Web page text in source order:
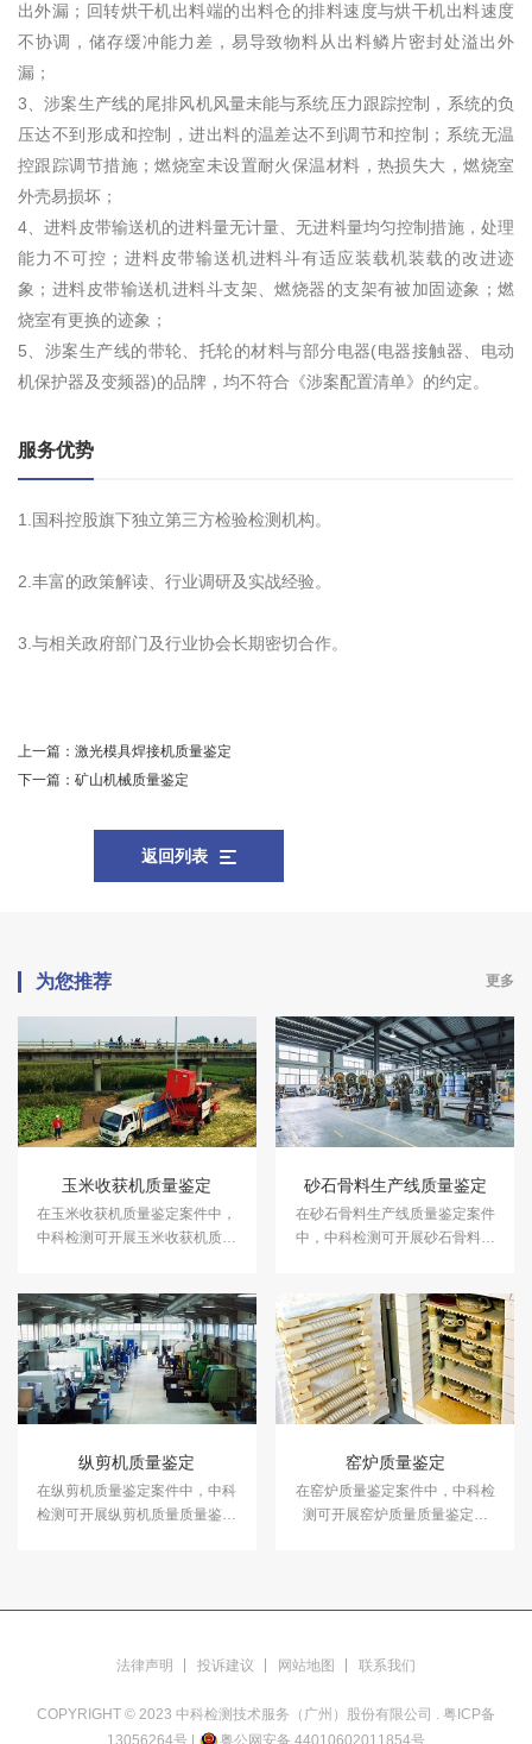
出外漏；回转烘干机出料端的出料仓的排料速度与烘干机出料速度
不协调，储存缓冲能力差，易导致物料从出料鳞片密封处溢出外
漏；
3、涉案生产线的尾排风机风量未能与系统压力跟踪控制，系统的负
压达不到形成和控制，进出料的温差达不到调节和控制；系统无温
控跟踪调节措施；燃烧室未设置耐火保温材料，热损失大，燃烧室
外壳易损坏；
4、进料皮带输送机的进料量无计量、无进料量均匀控制措施，处理
能力不可控；进料皮带输送机进料斗有适应装载机装载的改进迹
象；进料皮带输送机进料斗支架、燃烧器的支架有被加固迹象；燃
烧室有更换的迹象；
5、涉案生产线的带轮、托轮的材料与部分电器(电器接触器、电动
机保护器及变频器)的品牌，均不符合《涉案配置清单》的约定。
服务优势
1.国科控股旗下独立第三方检验检测机构。
2.丰富的政策解读、行业调研及实战经验。
3.与相关政府部门及行业协会长期密切合作。
上一篇： 激光模具焊接机质量鉴定
下一篇： 矿山机械质量鉴定
返回列表
为您推荐 更多
玉米收获机质量鉴定
在玉米收获机质量鉴定案件中，
中科检测可开展玉米收获机质量
砂石骨料生产线质量鉴定
在砂石骨料生产线质量鉴定案件
中，中科检测可开展砂石骨料生
纵剪机质量鉴定
在纵剪机质量鉴定案件中，中科
检测可开展纵剪机质量质量鉴定
窑炉质量鉴定
在窑炉质量鉴定案件中，中科检
测可开展窑炉质量质量鉴定服
法律声明 投诉建议 网站地图 联系我们
COPYRIGHT © 2023 中科检测技术服务（广州）股份有限公司 . 粤ICP备
13056264号 | 粤公网安备 44010602011854号